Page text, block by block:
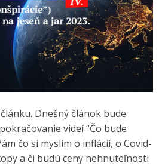
Dnešný článok bude
videí “Čo bude
čo si myslím o inflácií, o Covid-
a či budú ceny nehnuteľnosti